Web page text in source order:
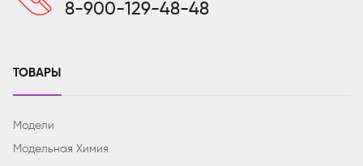
8-900-129-48-48
ТОВАРЫ
Модели
Модельная Химия